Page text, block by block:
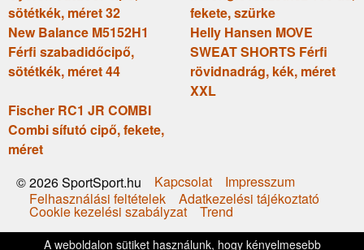
sötétkék, méret 32
fekete, szürke
New Balance M5152H1
Férfi szabadidőcipő,
sötétkék, méret 44
Helly Hansen MOVE
SWEAT SHORTS Férfi
rövidnadrág, kék, méret
XXL
Fischer RC1 JR COMBI
Combi sífutó cipő, fekete,
méret
© 2026 SportSport.hu
Kapcsolat
Impresszum
Felhasználási feltételek
Adatkezelési tájékoztató
Cookie kezelési szabályzat Trend
A weboldalon sütiket használunk, hogy kényelmesebb